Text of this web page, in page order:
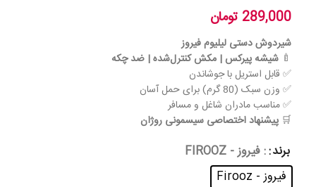
289,000 تومان
شیردوش دستی لیلیوم فیروز
🍼 شیشه پیرکس | مکش کنترل‌شده | ضد چکه
✅ قابل استریل با جوشاندن
✅ وزن سبک (80 گرم) برای حمل آسان
✅ مناسب مادران شاغل و مسافر
🛒 پیشنهاد اختصاصی سیسمونی روژان
برند : فیروز - FIROOZ
فیروز - Firooz